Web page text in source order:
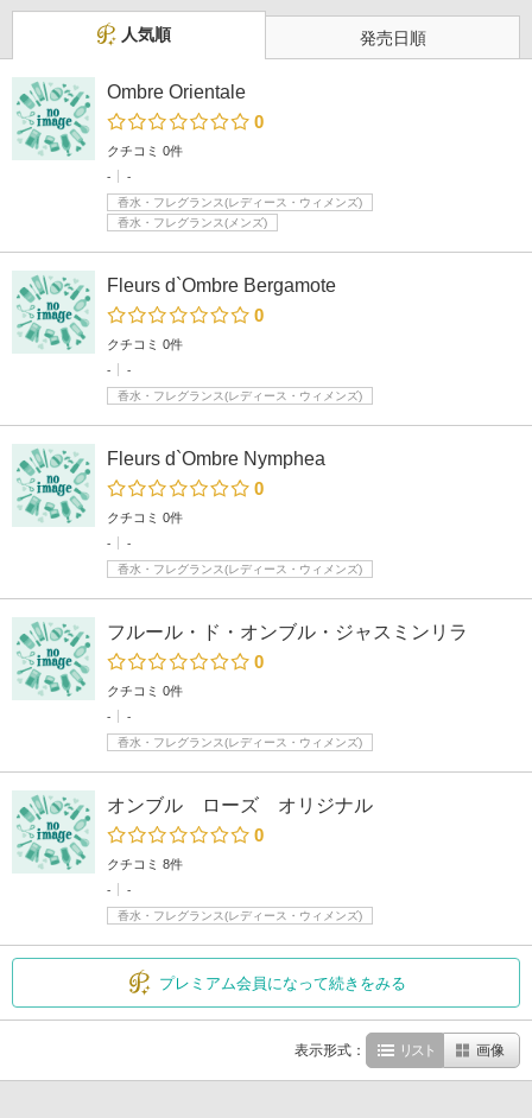
人気順 発売日順
Ombre Orientale
0
クチコミ 0件
-
-
香水・フレグランス(レディース・ウィメンズ)
香水・フレグランス(メンズ)
Fleurs d`Ombre Bergamote
0
クチコミ 0件
-
-
香水・フレグランス(レディース・ウィメンズ)
Fleurs d`Ombre Nymphea
0
クチコミ 0件
-
-
香水・フレグランス(レディース・ウィメンズ)
フルール・ド・オンブル・ジャスミンリラ
0
クチコミ 0件
-
-
香水・フレグランス(レディース・ウィメンズ)
オンブル ローズ オリジナル
0
クチコミ 8件
-
-
香水・フレグランス(レディース・ウィメンズ)
プレミアム会員になって続きをみる
表示形式： リスト 画像